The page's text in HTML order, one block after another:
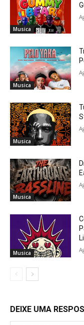
Musica
Musica
Musica
Musica
Musica
DEIXE UMA